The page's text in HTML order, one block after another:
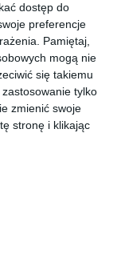
dostęp do
preferencje
Pamiętaj,
mogą nie
się takiemu
tylko
zmienić swoje
stronę i klikając
biuro